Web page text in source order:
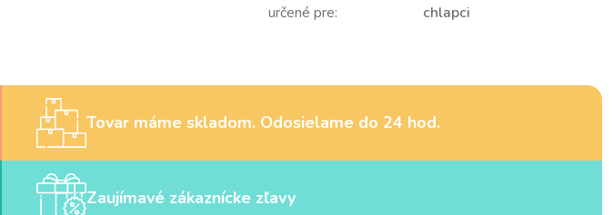
určené pre:
chlapci
Tovar máme skladom. Odosielame do 24 hod.
Zaujímavé zákaznícke zľavy